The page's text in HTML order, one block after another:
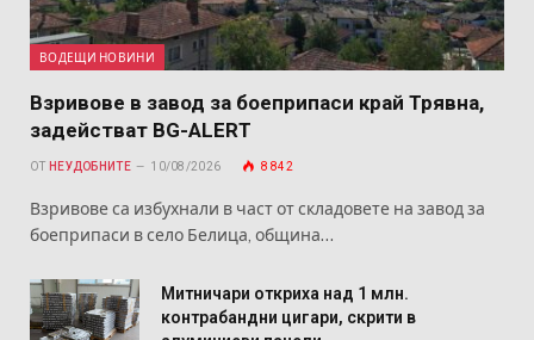
ВОДЕЩИ НОВИНИ
Взривове в завод за боеприпаси край Трявна,
задействат BG-ALERT
ОТ НЕУДОБНИТЕ 10/08/2026 8 842
Взривове са избухнали в част от складовете на завод за
боеприпаси в село Белица, община…
Митничари откриха над 1 млн.
контрабандни цигари, скрити в